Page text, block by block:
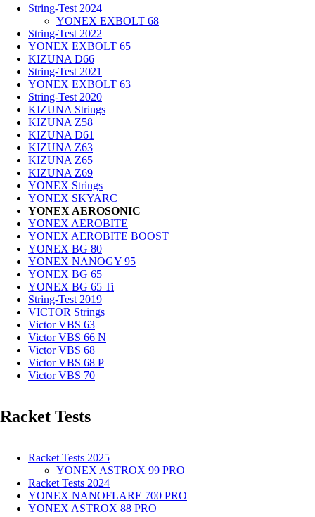
String-Test 2024
YONEX EXBOLT 68
String-Test 2022
YONEX EXBOLT 65
KIZUNA D66
String-Test 2021
YONEX EXBOLT 63
String-Test 2020
KIZUNA Strings
KIZUNA Z58
KIZUNA D61
KIZUNA Z63
KIZUNA Z65
KIZUNA Z69
YONEX Strings
YONEX SKYARC
YONEX AEROSONIC
YONEX AEROBITE
YONEX AEROBITE BOOST
YONEX BG 80
YONEX NANOGY 95
YONEX BG 65
YONEX BG 65 Ti
String-Test 2019
VICTOR Strings
Victor VBS 63
Victor VBS 66 N
Victor VBS 68
Victor VBS 68 P
Victor VBS 70
Racket Tests
Racket Tests 2025
YONEX ASTROX 99 PRO
Racket Tests 2024
YONEX NANOFLARE 700 PRO
YONEX ASTROX 88 PRO